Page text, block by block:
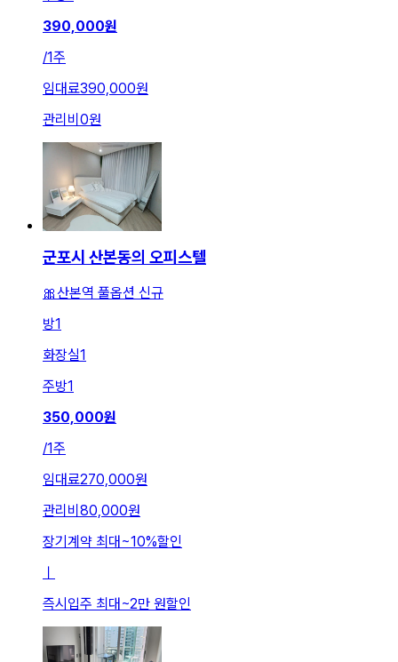
390,000원
/1주
임대료390,000원
관리비 0원
군포시 산본동의 오피스텔
🎀산본역 풀옵션 신규
방1
화장실1
주방1
350,000원
/1주
임대료270,000원
관리비 80,000원
장기계약 최대~10%할인
ㅣ
즉시입주 최대~2만 원할인